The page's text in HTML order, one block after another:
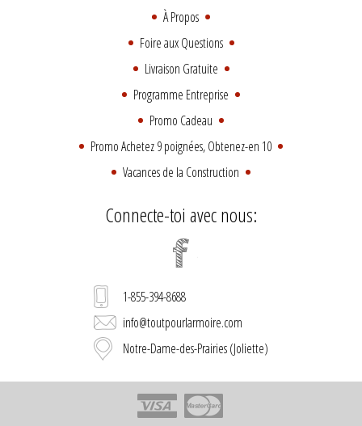
À Propos
Foire aux Questions
Livraison Gratuite
Programme Entreprise
Promo Cadeau
Promo Achetez 9 poignées, Obtenez-en 10
Vacances de la Construction
Connecte-toi avec nous:
1-855-394-8688
info@toutpourlarmoire.com
Notre-Dame-des-Prairies (Joliette)